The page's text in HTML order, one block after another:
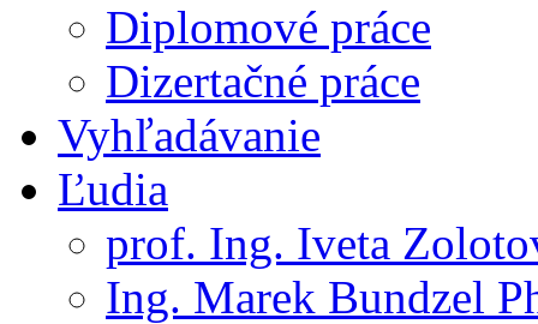
Diplomové práce
Dizertačné práce
Vyhľadávanie
Ľudia
prof. Ing. Iveta
Ing. Marek Bundzel